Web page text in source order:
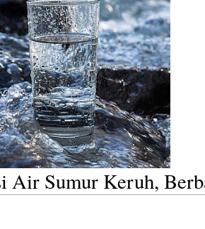
Air Sumur Keruh,